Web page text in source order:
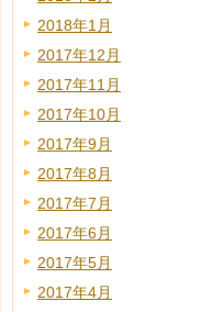
2018年1月
2017年12月
2017年11月
2017年10月
2017年9月
2017年8月
2017年7月
2017年6月
2017年5月
2017年4月